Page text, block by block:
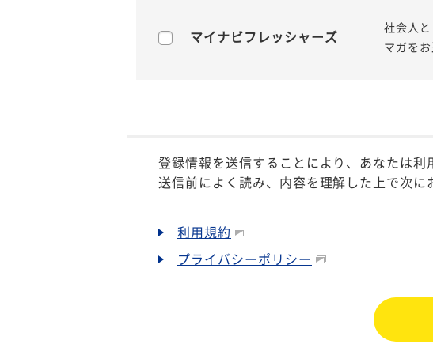
マイナビフレッシャーズ
社会人
マガをお
登録情報を送信することにより、あなたは利
送信前によく読み、内容を理解した上で次に
利用規約
プライバシーポリシー